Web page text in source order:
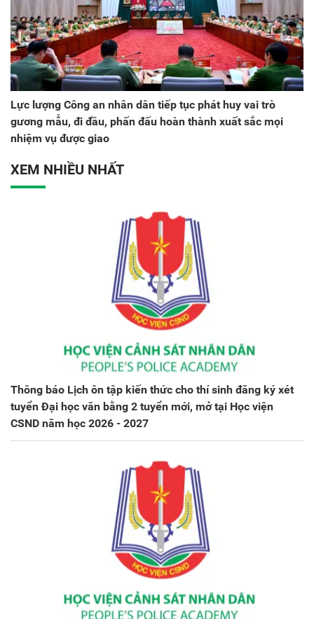
Lực lượng Công an nhân dân tiếp tục phát huy vai trò
gương mẫu, đi đầu, phấn đấu hoàn thành xuất sắc mọi
nhiệm vụ được giao
XEM NHIỀU NHẤT
Thông báo Lịch ôn tập kiến thức cho thí sinh đăng ký xét
tuyển Đại học văn bằng 2 tuyển mới, mở tại Học viện
CSND năm học 2026 - 2027